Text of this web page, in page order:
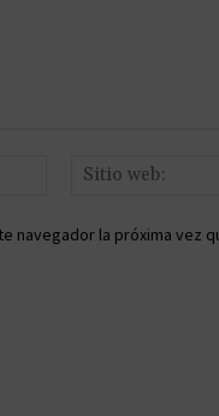
Correo
navegador la próxima vez